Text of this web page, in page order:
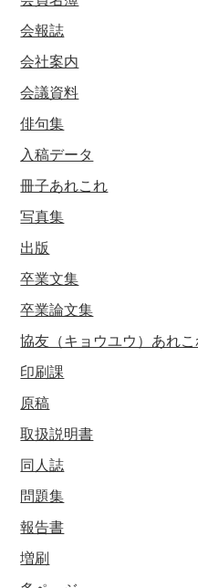
会報誌
会社案内
会議資料
俳句集
入稿データ
冊子あれこれ
写真集
出版
卒業文集
卒業論文集
協友（キョウユウ）あれこ
印刷課
原稿
取扱説明書
同人誌
問題集
報告書
増刷